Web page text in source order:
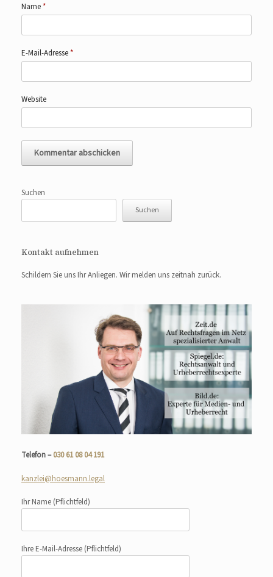
Name*
E-Mail-Adresse*
Website
Suchen
Suchen
Kontakt aufnehmen
Schildern Sie uns Ihr Anliegen. Wir melden uns zeitnah zurück.
Telefon –030 61 08 04 191
kanzlei@hoesmann.legal
Ihr Name (Pflichtfeld)
Ihre E-Mail-Adresse (Pflichtfeld)